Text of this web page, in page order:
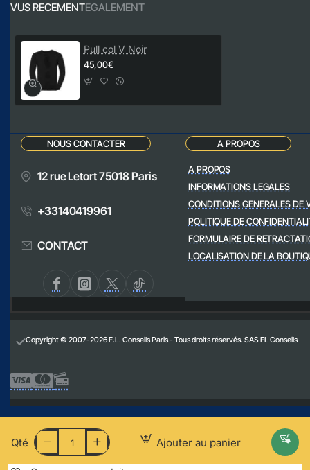
Qté Ajouter au panier
VUS RECEMENTEGALEMENT
Pull col V Noir
45,00€
NOUS CONTACTER
12 rue Letort 75018 Paris
+33140419961
CONTACT
A PROPOS
A PROPOS
INFORMATIONS LEGALES
CONDITIONS GENERALES DE
POLITIQUE DE
FORMULAIRE DE
LOCALISATION DE LA
Copyright © 2007-2026 F.L. Conseils Paris - Tous droits réservés. SAS FL Conseils